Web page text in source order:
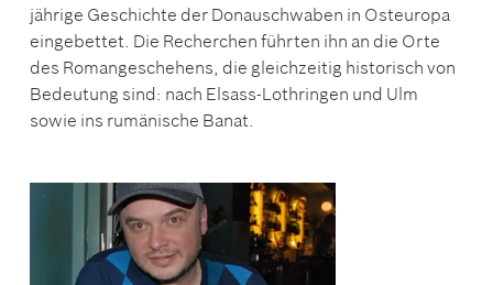
jährige Geschichte der Donauschwaben in Osteuropa
eingebettet. Die Recherchen führten ihn an die Orte
des Romangeschehens, die gleichzeitig historisch von
Bedeutung sind: nach Elsass-Lothringen und Ulm
sowie ins rumänische Banat.